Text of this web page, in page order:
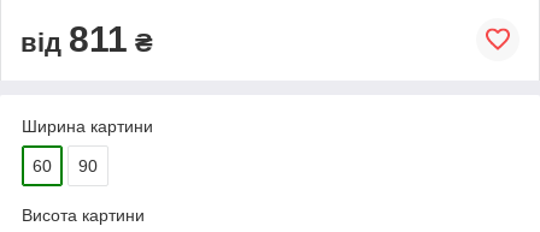
від 811 ₴
Ширина картини
60 90
Висота картини